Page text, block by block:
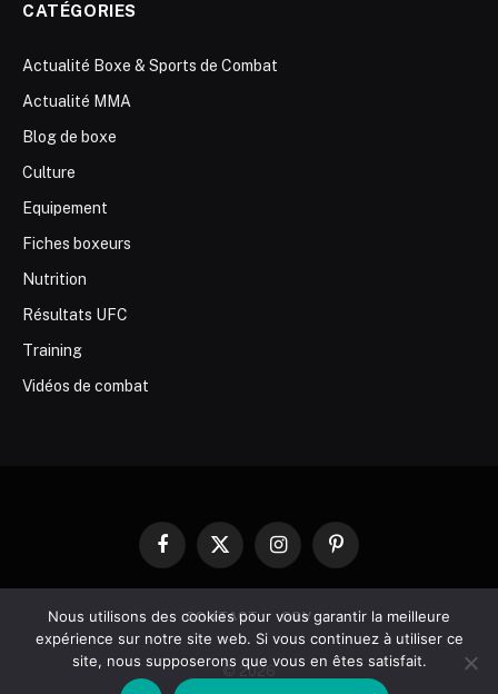
CATÉGORIES
Actualité Boxe & Sports de Combat
Actualité MMA
Blog de boxe
Culture
Equipement
Fiches boxeurs
Nutrition
Résultats UFC
Training
Vidéos de combat
Facebook
X
InstagramPinterest
CONTACT CGV
© 2026
Nous utilisons des cookies pour vous garantir la meilleure
expérience sur notre site web. Si vous continuez à utiliser ce
site, nous supposerons que vous en êtes satisfait.